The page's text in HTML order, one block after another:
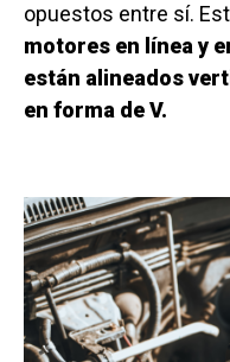
opuestos entre sí.
motores en línea y
están alineados
en forma de V.